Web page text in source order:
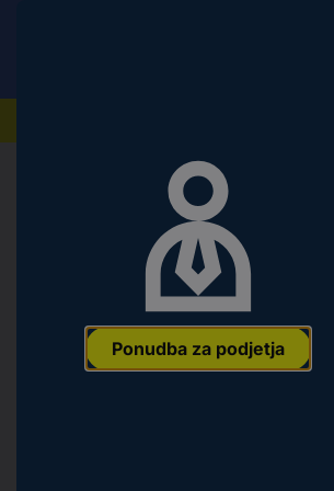
Ponudba za podjetja
Orodje & Delavnica
Blickle 851780 LH-
125 mm Nosilnost
4047526184032 Koda proizvajalca: